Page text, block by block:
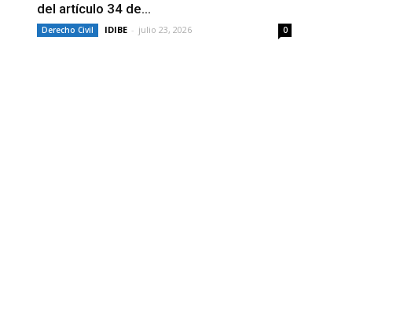
del artículo 34 de...
Derecho Civil IDIBE - julio 23, 2026 0